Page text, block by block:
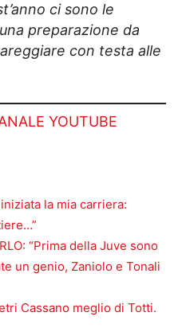
ci sono le
preparazione da
con testa alle
YOUTUBE
la mia carriera:
“Prima della Juve sono
un genio, Zaniolo e Tonali
Cassano meglio di Totti.